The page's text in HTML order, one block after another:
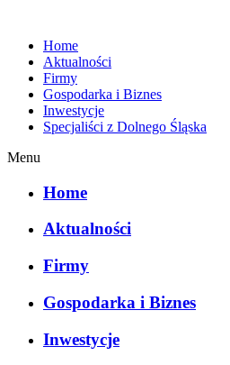
Home
Aktualności
Firmy
Gospodarka i Biznes
Inwestycje
Specjaliści z Dolnego Śląska
Menu
Home
Aktualności
Firmy
Gospodarka i Biznes
Inwestycje